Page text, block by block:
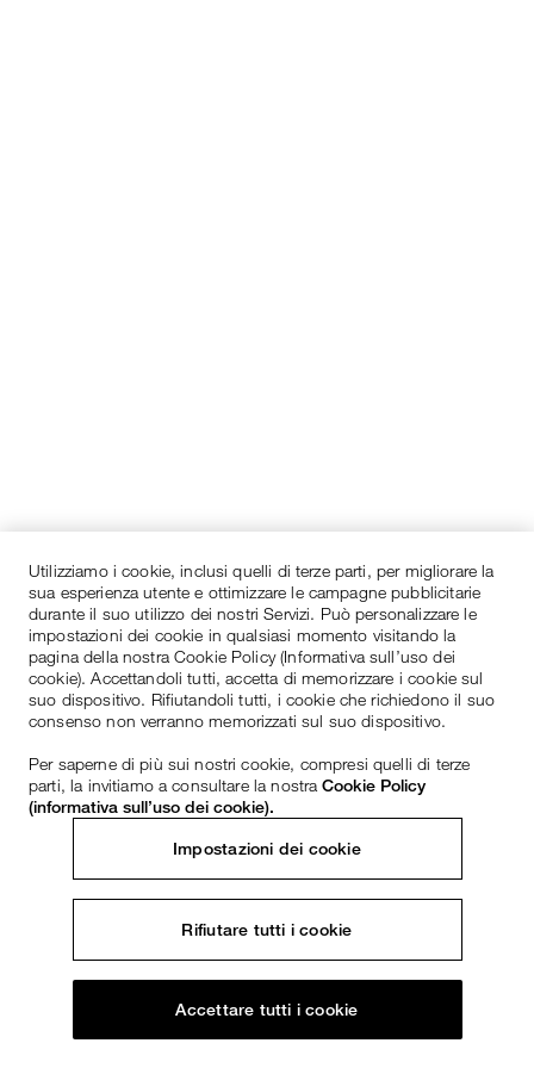
Utilizziamo i cookie, inclusi quelli di terze parti, per migliorare la
sua esperienza utente e ottimizzare le campagne pubblicitarie
durante il suo utilizzo dei nostri Servizi. Può personalizzare le
impostazioni dei cookie in qualsiasi momento visitando la
pagina della nostra Cookie Policy (Informativa sull’uso dei
cookie). Accettandoli tutti, accetta di memorizzare i cookie sul
suo dispositivo. Rifiutandoli tutti, i cookie che richiedono il suo
consenso non verranno memorizzati sul suo dispositivo.
Per saperne di più sui nostri cookie, compresi quelli di terze
parti, la invitiamo a consultare la nostraCookie Policy
(informativa sull’uso dei cookie).
Impostazioni dei cookie
Rifiutare tutti i cookie
Accettare tutti i cookie